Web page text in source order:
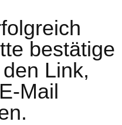
bestätige
Link,
Mail